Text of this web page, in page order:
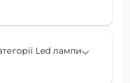
Led лампи